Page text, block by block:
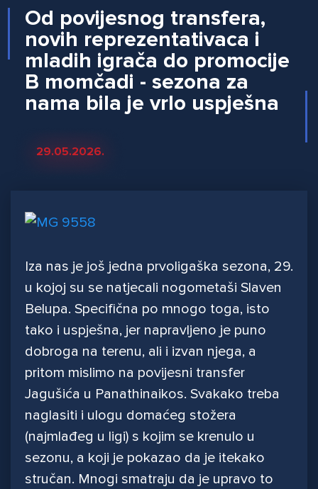
Od povijesnog transfera,
novih reprezentativaca i
mladih igrača do promocije
B momčadi - sezona za
nama bila je vrlo uspješna
29.05.2026.
Iza nas je još jedna prvoligaška sezona, 29.
u kojoj su se natjecali nogometaši Slaven
Belupa. Specifična po mnogo toga, isto
tako i uspješna, jer napravljeno je puno
dobroga na terenu, ali i izvan njega, a
pritom mislimo na povijesni transfer
Jagušića u Panathinaikos. Svakako treba
naglasiti i ulogu domaćeg stožera
(najmlađeg u ligi) s kojim se krenulo u
sezonu, a koji je pokazao da je itekako
stručan. Mnogi smatraju da je upravo to